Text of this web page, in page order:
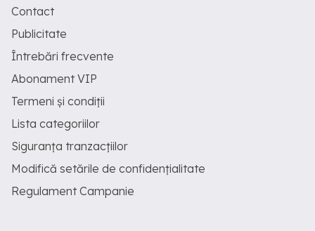
Contact
Publicitate
Întrebări frecvente
Abonament VIP
Termeni și condiții
Lista categoriilor
Siguranța tranzacțiilor
Modifică setările de confidențialitate
Regulament Campanie